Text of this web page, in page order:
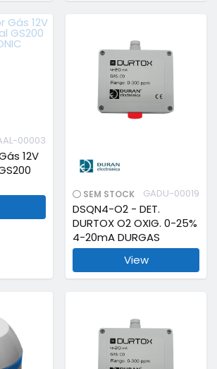
00003
12V
SEM STOCK GADU-00019
DSQN4-O2 - DET.
DURTOX O2 OXIG. 0-25%
4-20mA DURGAS
View